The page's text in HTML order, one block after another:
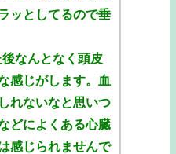
ッとしてるので垂
なんとなく頭皮
感じがします。血
れないなと思いつ
どによくある心臓
感じられませんで